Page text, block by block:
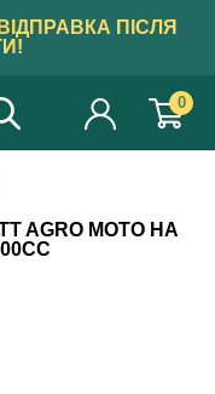
ПІСЛЯ
0
AGRO MOTO НА